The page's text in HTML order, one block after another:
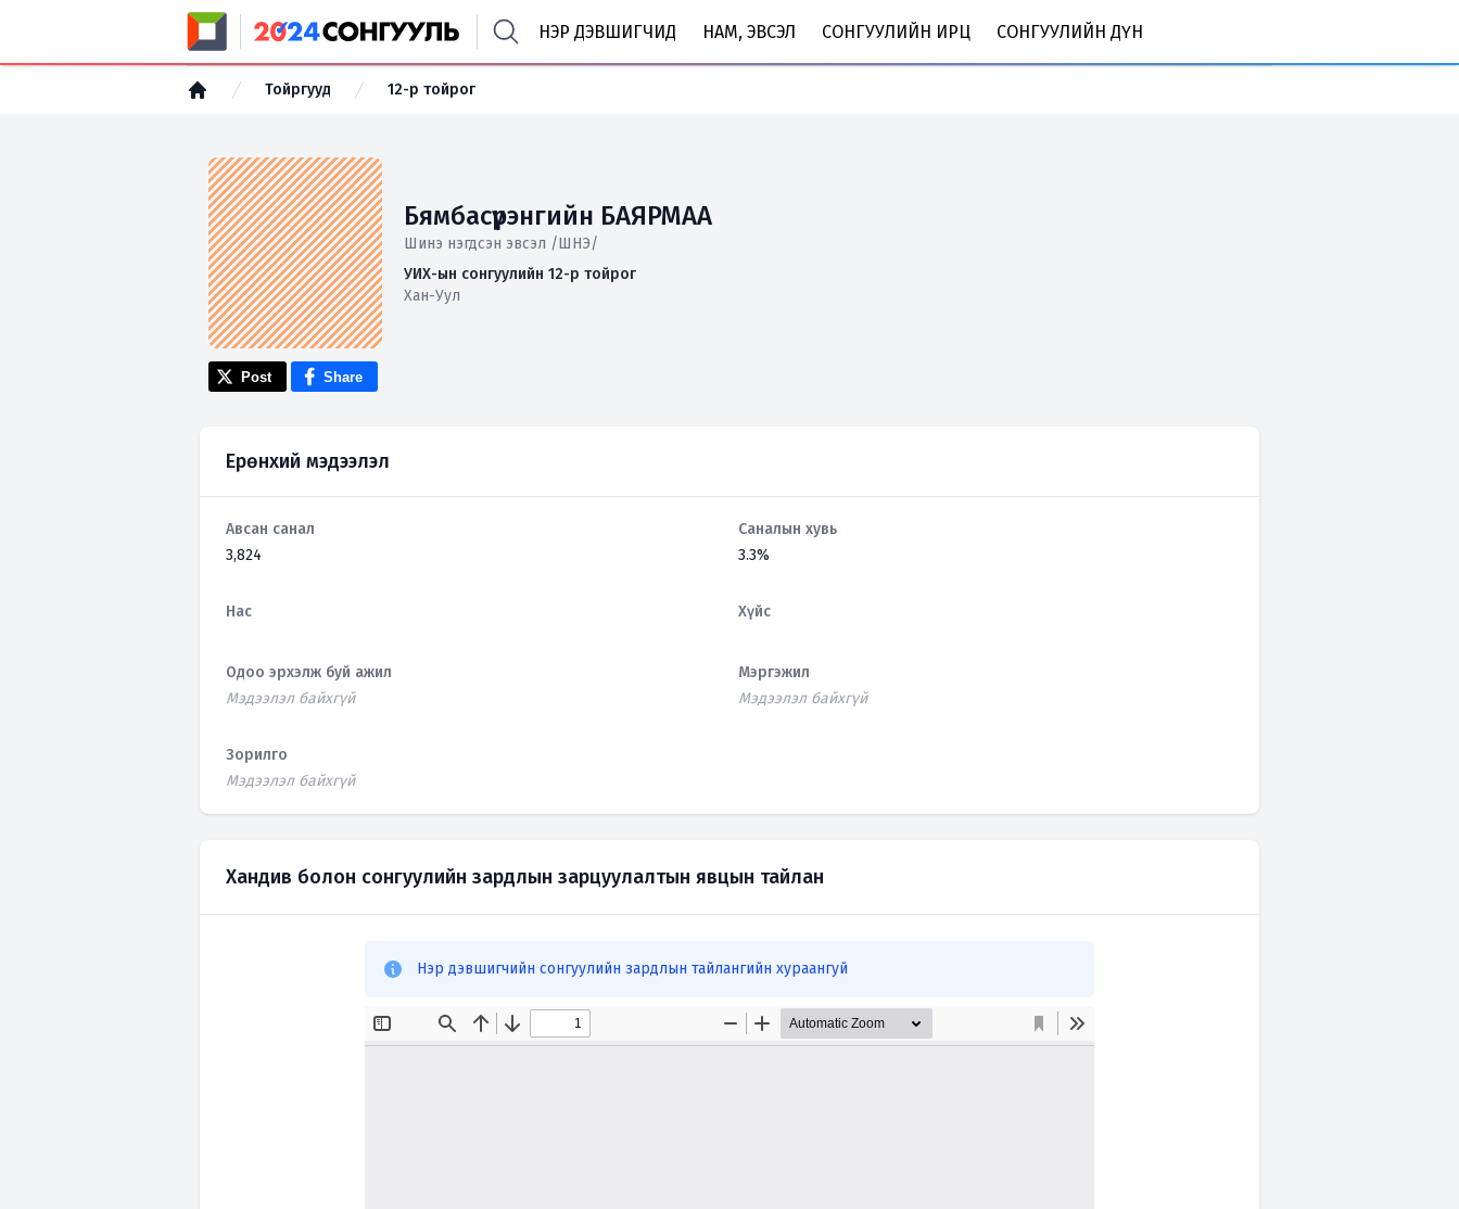
НЭР ДЭВШИГЧИД НАМ, ЭВСЭЛ СОНГУУЛИЙН ИРЦ СОНГУУЛИЙН ДҮН
Тойргууд 12-р тойрог
Бямбасүрэнгийн БАЯРМАА
Шинэ нэгдсэн эвсэл /ШНЭ/
УИХ-ын сонгуулийн 12-р тойрог
Хан-Уул
Post Share
Ерөнхий мэдээлэл
Авсан санал
3,824
Саналын хувь
3.3%
Нас Хүйс
Одоо эрхэлж буй ажил
Мэдээлэл байхгүй
Мэргэжил
Мэдээлэл байхгүй
Зорилго
Мэдээлэл байхгүй
Хандив болон сонгуулийн зардлын зарцуулалтын явцын тайлан
Нэр дэвшигчийн сонгуулийн зардлын тайлангийн хураангуй